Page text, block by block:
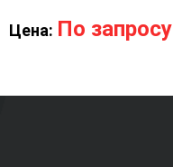
Цена: По запросу